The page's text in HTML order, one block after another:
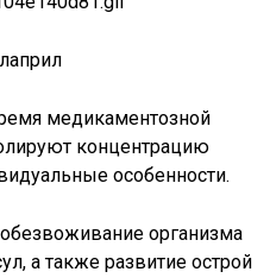
медикаментозной
концентрацию
особенности.
организма
а также развитие острой